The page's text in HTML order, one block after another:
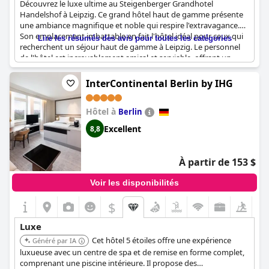
Découvrez le luxe ultime au Steigenberger Grandhotel
Handelshof à Leipzig. Ce grand hôtel haut de gamme présente
une ambiance magnifique et noble qui respire l'extravagance.
Son emplacement imbattable en fait l'hôtel idéal pour ceux qui
recherchent un séjour haut de gamme à Leipzig. Le personnel
de l'hôtel est incroyablement amical et serviable, offrant un
service parfait pour s'assurer que les clients passent un
merveilleux séjour. Le flair de l'hôtel et son service de première
classe en font un grand hôtel dans tous les sens du terme. C'est
l'hôtel idéal pour ceux qui recherchent des vacances choyées et
confortables. Les visiteurs s'accordent à dire que le
Steigenberger Icon Grandhotel Handelshof Leipzig
5 étoiles vraiment méritant qui offre un séjour parfait.
Lire les résumés des avis pour toutes les catégories
InterContinental Berlin by IHG
Hôtel à Berlin
8,8 Excellent
À partir de 153 $
Voir les disponibilités
$
Luxe
Généré par IA
Cet hôtel 5 étoiles offre une expérience
luxueuse avec un centre de spa et de remise en forme complet,
comprenant une piscine intérieure. Il propose des